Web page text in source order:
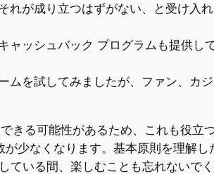
れが成り立つはずがない、と受け入
ャッシュバック プログラムも提供し
ムを試してみましたが、ファン、カジ
きる可能性があるため、これも役立
少なくなります。基本原則を理解し
ている間、楽しむことも忘れないで